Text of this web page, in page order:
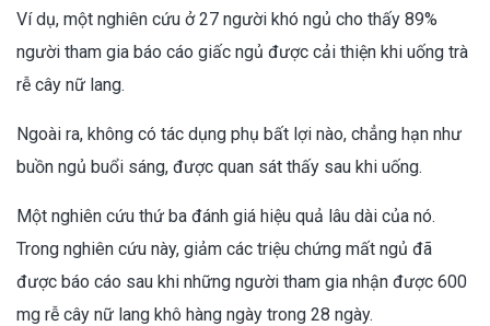
Ví dụ, một nghiên cứu ở 27 người khó ngủ cho thấy 89%
người tham gia báo cáo giấc ngủ được cải thiện khi uống trà
rễ cây nữ lang.
Ngoài ra, không có tác dụng phụ bất lợi nào, chẳng hạn như
buồn ngủ buổi sáng, được quan sát thấy sau khi uống.
Một nghiên cứu thứ ba đánh giá hiệu quả lâu dài của nó.
Trong nghiên cứu này, giảm các triệu chứng mất ngủ đã
được báo cáo sau khi những người tham gia nhận được 600
mg rễ cây nữ lang khô hàng ngày trong 28 ngày.